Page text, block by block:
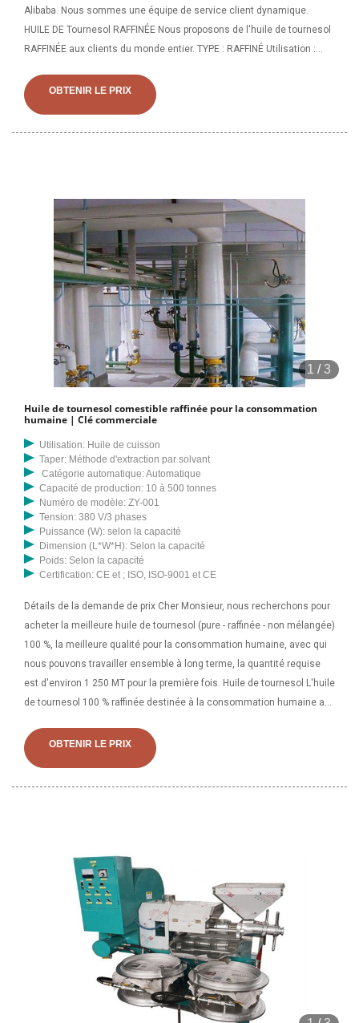
Alibaba. Nous sommes une équipe de service client dynamique.
HUILE DE Tournesol RAFFINÉE Nous proposons de l'huile de tournesol
RAFFINÉE aux clients du monde entier. TYPE : RAFFINÉ Utilisation :
humaine COULEUR : Sans colorants artificiels Sans pesticides
Emballage : Plastique
OBTENIR LE PRIX
1 /3
Huile de tournesol comestible raffinée pour la consommation
humaine | Clé commerciale
Utilisation: Huile de cuisson
Taper: Méthode d'extraction par solvant
Catégorie automatique: Automatique
Capacité de production: 10 à 500 tonnes
Numéro de modèle: ZY-001
Tension: 380 V/3 phases
Puissance (W): selon la capacité
Dimension (L*W*H): Selon la capacité
Poids: Selon la capacité
Certification: CE et ; ISO, ISO-9001 et CE
Détails de la demande de prix Cher Monsieur, nous recherchons pour
acheter la meilleure huile de tournesol (pure - raffinée - non mélangée)
100 %, la meilleure qualité pour la consommation humaine, avec qui
nous pouvons travailler ensemble à long terme, la quantité requise
est d'environ 1 250 MT pour la première fois. Huile de tournesol L'huile
de tournesol 100 % raffinée destinée à la consommation humaine a
de demande dans les pays asiatiques et africains ; en raison de la
sensibilisation à la santé et de la couverture médiatique, le public a
OBTENIR LE PRIX